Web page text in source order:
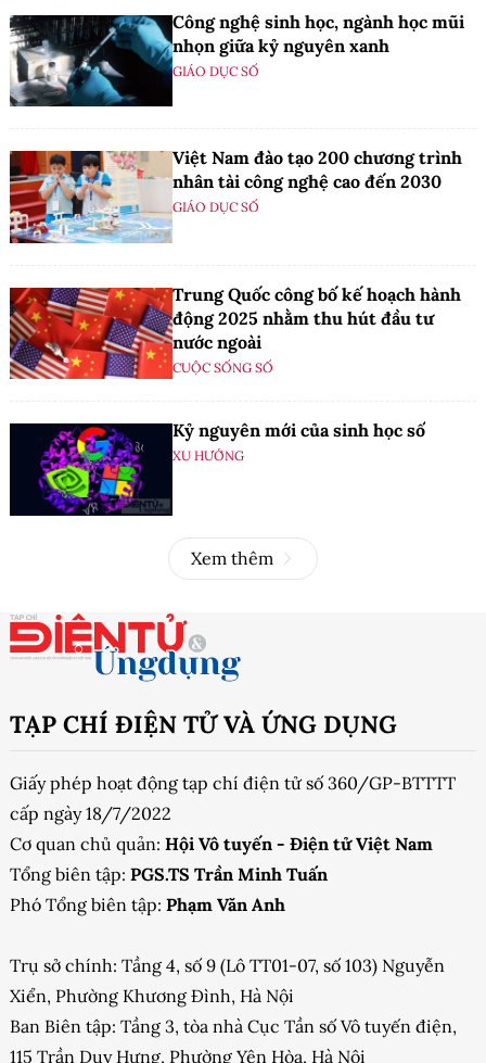
Công nghệ sinh học, ngành học mũi
nhọn giữa kỷ nguyên xanh
GIÁO DỤC SỐ
Việt Nam đào tạo 200 chương trình
nhân tài công nghệ cao đến 2030
GIÁO DỤC SỐ
Trung Quốc công bố kế hoạch hành
động 2025 nhằm thu hút đầu tư
nước ngoài
CUỘC SỐNG SỐ
Kỷ nguyên mới của sinh học số
XU HƯỚNG
Xem thêm
TẠP CHÍ ĐIỆN TỬ VÀ ỨNG DỤNG
Giấy phép hoạt động tạp chí điện tử số 360/GP-BTTTT
cấp ngày 18/7/2022
Cơ quan chủ quản: Hội Vô tuyến - Điện tử Việt Nam
Tổng biên tập: PGS.TS Trần Minh Tuấn
Phó Tổng biên tập: Phạm Văn Anh
Trụ sở chính: Tầng 4, số 9 (Lô TT01-07, số 103) Nguyễn
Xiển, Phường Khương Đình, Hà Nội
Ban Biên tập: Tầng 3, tòa nhà Cục Tần số Vô tuyến điện,
115 Trần Duy Hưng, Phường Yên Hòa, Hà Nội